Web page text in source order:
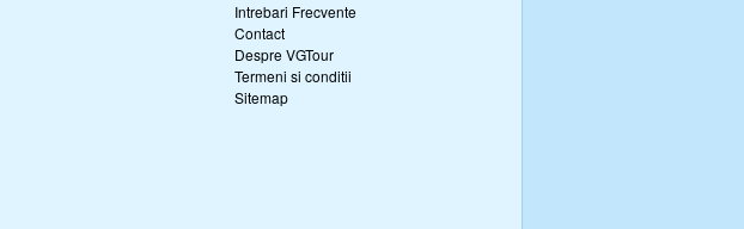
Intrebari Frecvente
Contact
Despre VGTour
Termeni si conditii
Sitemap